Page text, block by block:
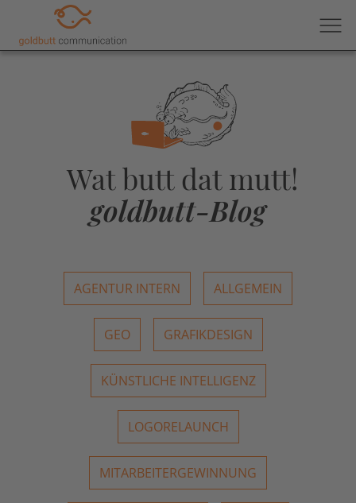
Wat butt dat mutt!
goldbutt-Blog
AGENTUR INTERN ALLGEMEIN
GEO GRAFIKDESIGN
KÜNSTLICHE INTELLIGENZ
LOGORELAUNCH
MITARBEITERGEWINNUNG